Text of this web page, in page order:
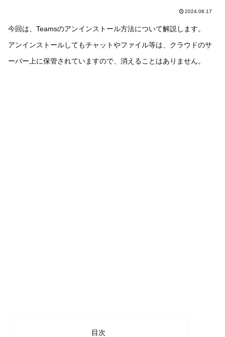
2024.08.17
今回は、Teamsのアンインストール方法について解説します。
アンインストールしてもチャットやファイル等は、クラウドのサ
ーバー上に保管されていますので、消えることはありません。
目次